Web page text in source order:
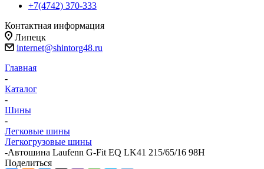
+7(4742) 370-333
Контактная информация
Липецк
internet@shintorg48.ru
Главная
-
Каталог
-
Шины
-
Легковые шины
Легкогрузовые шины
-Автошина Laufenn G-Fit EQ LK41 215/65/16 98H
Поделиться